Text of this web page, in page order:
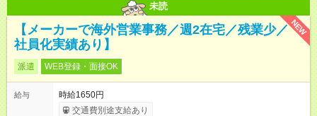
未読
NEW
【メーカーで海外営業事務／週2在宅／残業少／
社員化実績あり】
派遣 WEB登録・面接OK
給与
時給1650円
交通費別途支給あり